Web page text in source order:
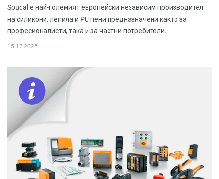
Soudal е най-големият европейски независим производител
на силикони, лепила и PU пени предназначени както за
професионалисти, така и за частни потребители.
15.12.2025